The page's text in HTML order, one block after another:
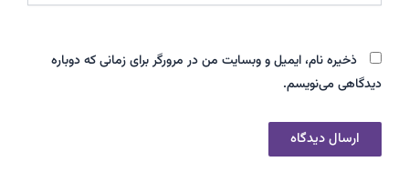
ذخیره نام، ایمیل و وبسایت من در مرورگر برای زمانی که دوباره
دیدگاهی می‌نویسم.